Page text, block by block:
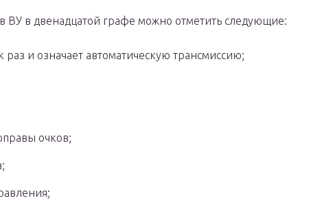
ВУ в двенадцатой графе можно отметить следующие:
раз и означает автоматическую трансмиссию;
очков;